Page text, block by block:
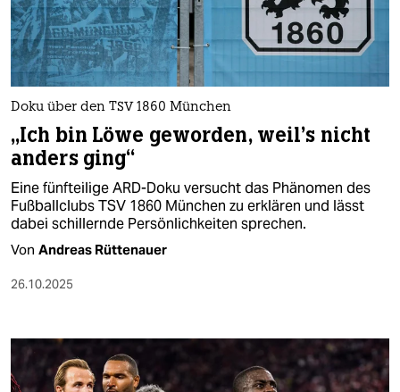
nord
wahrheit
verlag
verlag
veranstaltungen
shop
abo
genossenschaft
Doku über den TSV 1860 München
„Ich bin Löwe geworden, weil's nicht
anders ging“
Eine fünfteilige ARD-Doku versucht das Phänomen des
Fußballclubs TSV 1860 München zu erklären und lässt
dabei schillernde Persönlichkeiten sprechen.
Von Andreas Rüttenauer
26.10.2025